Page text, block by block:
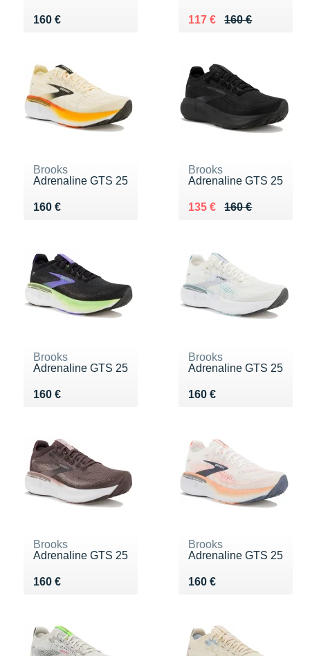
160 €
Vendu 160 € 160 €
Au lieu de 160 €
117 €
Vendu 117 €
Brooks
Adrenaline GTS 25
160 €
Vendu 160 €
Brooks
Adrenaline GTS 25
160 €
Au lieu de 160 €
135 €
Vendu 135 €
Brooks
Adrenaline GTS 25
160 €
Vendu 160 €
Brooks
Adrenaline GTS 25
160 €
Vendu 160 €
Brooks
Adrenaline GTS 25
160 €
Vendu 160 €
Brooks
Adrenaline GTS 25
160 €
Vendu 160 €